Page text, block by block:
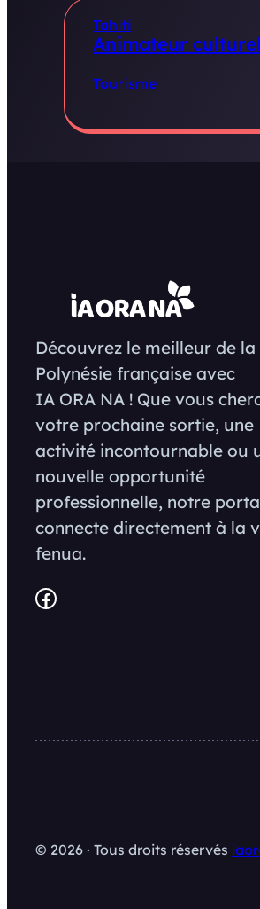
Tahiti
Animateur
Tourisme
Découvrez le meilleur de la
Polynésie française avec
IA ORA NA ! Que vous
votre prochaine sortie, une
activité incontournable ou
nouvelle opportunité
professionnelle, notre
connecte directement à la
fenua.
Facebook
© 2026 · Tous droits réservés